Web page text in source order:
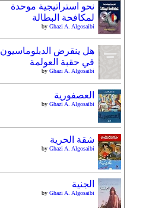
نحو استراتيجية موحدة
لمكافحة البطالة
by Ghazi A. Algosaibi
هل ينقرض الدبلوماسيون
في حقبة العولمة
by Ghazi A. Algosaibi
العصفورية
by Ghazi A. Algosaibi
شقة الحرية
by Ghazi A. Algosaibi
الجنية
by Ghazi A. Algosaibi